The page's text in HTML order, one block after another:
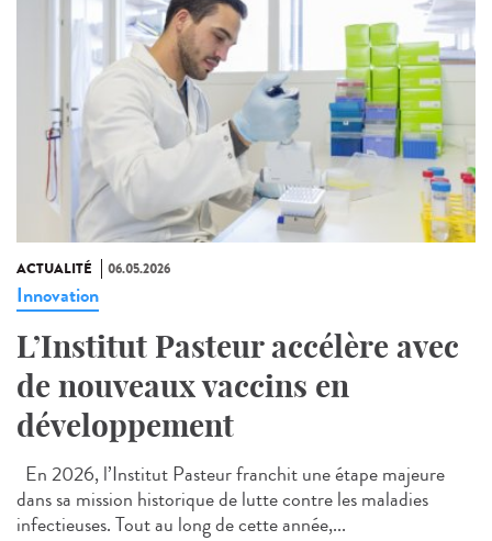
ACTUALITÉ 06.05.2026
Innovation
L’Institut Pasteur accélère avec
de nouveaux vaccins en
développement
En 2026, l’Institut Pasteur franchit une étape majeure
dans sa mission historique de lutte contre les maladies
infectieuses. Tout au long de cette année,...